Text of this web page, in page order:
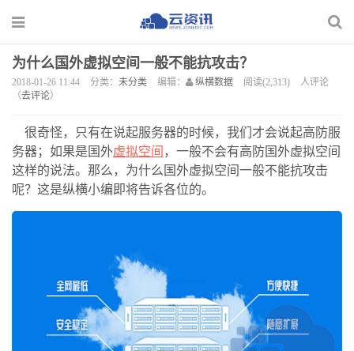
为什么国外虚拟空间一般不能抗攻击？
2018-01-26 11:44 分类： 未分类 编辑： 纵横数据 阅读(2,313)
人评论
（去评论）
很奇怪，只有在说起服务器的时候，我们才会说起高防服
务器；如果是国外虚拟空间 ，一般不会有高防国外虚拟空间
这样的说法。那么，为什么国外虚拟空间一般不能抗攻击
呢？这是纵横小编即将告诉各位的。